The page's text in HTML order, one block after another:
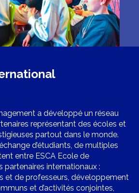
a développé un réseau
représentant des écoles et
partout dans le monde.
d’étudiants, de multiples
entre ESCA Ecole de
partenaires internationaux :
et de professeurs, développement
et d’activités conjointes,